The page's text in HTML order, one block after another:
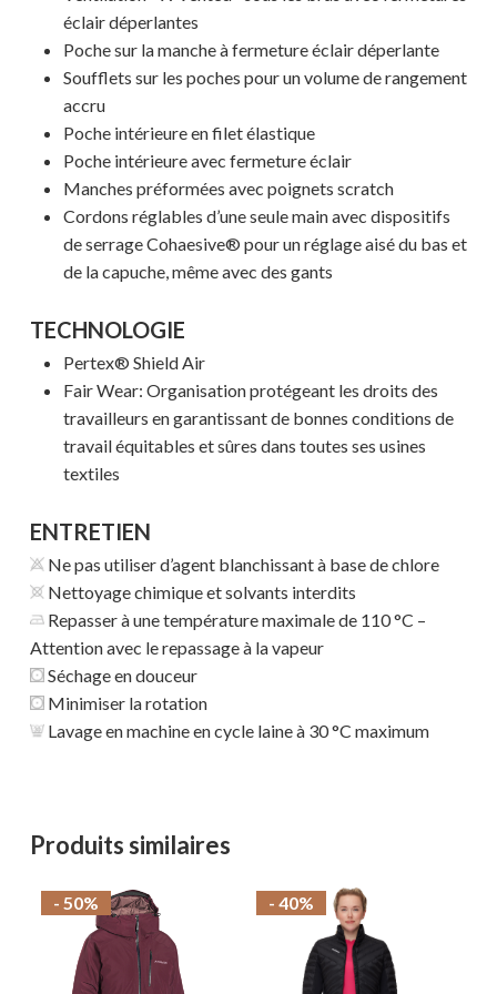
MAGASINER EN LIGNE
éclair déperlantes
Poche sur la manche à fermeture éclair déperlante
Soufflets sur les poches pour un volume de rangement
accru
Poche intérieure en filet élastique
Poche intérieure avec fermeture éclair
Manches préformées avec poignets scratch
Cordons réglables d’une seule main avec dispositifs
de serrage Cohaesive® pour un réglage aisé du bas et
de la capuche, même avec des gants
TECHNOLOGIE
Pertex® Shield Air
Fair Wear: Organisation protégeant les droits des
travailleurs en garantissant de bonnes conditions de
travail équitables et sûres dans toutes ses usines
textiles
ENTRETIEN
Ne pas utiliser d’agent blanchissant à base de chlore
Nettoyage chimique et solvants interdits
Repasser à une température maximale de 110 °C –
Attention avec le repassage à la vapeur
Séchage en douceur
Minimiser la rotation
Lavage en machine en cycle laine à 30 °C maximum
Produits similaires
- 50% - 40%